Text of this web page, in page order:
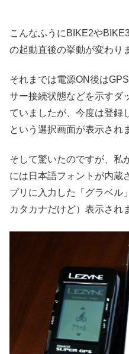
こんなふうにBIKE2や
の起動直後の挙動が変わり
それまでは電源ON後は
サー接続状態などを示すダ
ていましたが、今度は登録
という選択画面が表示され
そして驚いたのですが、私
には日本語フォントが内蔵
プリに入力した「グラベル
カタカナだけど）表示され